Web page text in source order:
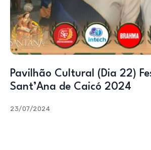
Pavilhão Cultural (Dia 22)
Sant’Ana de Caicó 2024
23/07/2024